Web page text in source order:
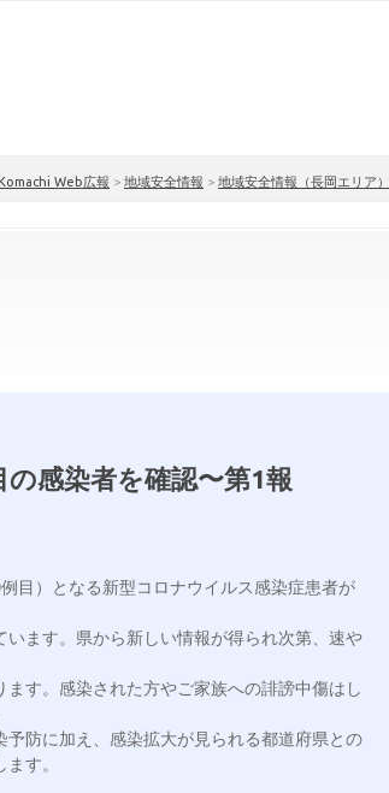
Komachi Web広報 > 地域安全情報 > 地域安全情報（長岡エリア）
の感染者を確認〜第1報
目）となる新型コロナウイルス感染症患者が
ます。県から新しい情報が得られ次第、速や
す。感染された方やご家族への誹謗中傷はし
防に加え、感染拡大が見られる都道府県との
す。